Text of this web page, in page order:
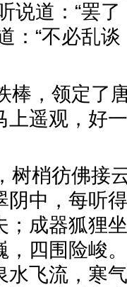
说道：“罢
：“不必乱
棒，领定了
上遥观，好
树梢彷佛接
阴中，每听
；成器狐狸
，四围险峻
水飞流，寒